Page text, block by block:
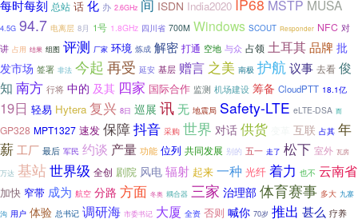
每时每刻 总站 话 化 办 2.6GHz 间 ISDN India2020 IP68 MSTP MUSA
4.5G 94.7 电离层 8月 1号 1.8GHz 四川省 700M Windows SCOUT Responder NFC 对
讲 占用 结果 组图 评测 厂家 环境 炼成 解密 打通 空地 与众 占领 土耳其品牌 批
发市场 签署 非法 今起 再受 延安 基层 赠言 之美 南极 护航议事 去看 俊
知 南方 行将 中的 及其 四家 国际合作 监测 机场建设 筹备 CloudPTT 18.1亿
19日 轻易 Hytera 复兴 8日 巡展 讯无 地震局 Safety-LTE eLTE-DSA 而
GP328 MPT1327 速发 保障抖音 采购 世界 对话 供货 互联 占其 年
薪 工厂 最后 军民 约谈 产量 功能 位列 共同发展 别的 五一 走了 松下 室外 瓦房
万达 基站世界级 全创 剧院 风电 辐射 起来 一种 光纤 着力 也不 云南省
加快 窄带 成为 航空 分路 方面 冬奥 耦合器 三家 治理部 体育赛事 多大 九寨
沟 用户 体验 总书记 调研海 市委书记 大厦 全资 否则 喊你 70岁 推出 甚么 疗养